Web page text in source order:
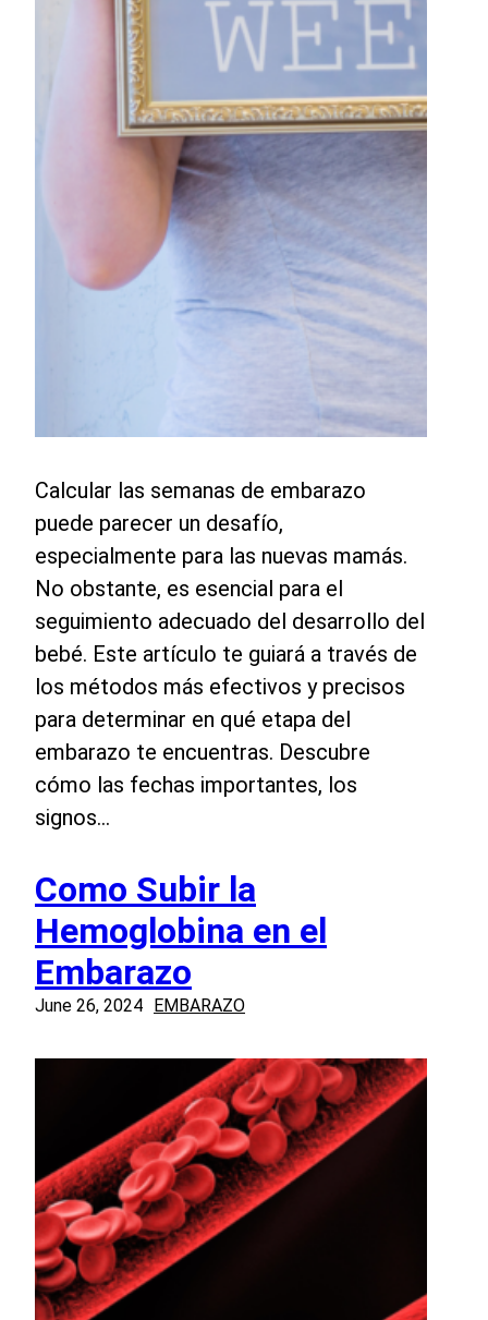
Calcular las semanas de embarazo
puede parecer un desafío,
especialmente para las nuevas mamás.
No obstante, es esencial para el
seguimiento adecuado del desarrollo del
bebé. Este artículo te guiará a través de
los métodos más efectivos y precisos
para determinar en qué etapa del
embarazo te encuentras. Descubre
cómo las fechas importantes, los
signos…
Como Subir la
Hemoglobina en el
Embarazo
June 26, 2024 EMBARAZO